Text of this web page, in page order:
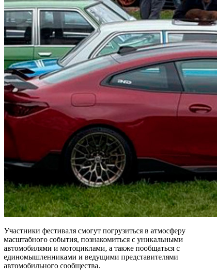
Участники фестиваля смогут погрузиться в атмосферу
масштабного события, познакомиться с уникальными
автомобилями и мотоциклами, а также пообщаться с
единомышленниками и ведущими представителями
автомобильного сообщества.